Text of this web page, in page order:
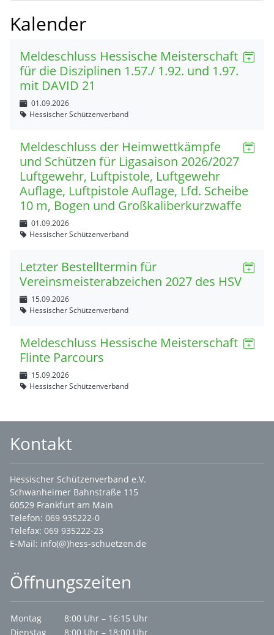
Kalender
Meldeschluss Hessische Meisterschaft
für die Disziplinen 1.57./ 1.92. und 1.97.
mit DAVID 21
01.09.2026
Hessischer Schützenverband
Meldeschluss der Heimwettkämpfe
und Schützen für Ligasaison 2026/2027
Luftgewehr, Luftpistole, Luftgewehr
Auflage, Luftpistole Auflage, Lfd. Scheibe
10 m, Bogen und Großkaliberkurzwaffe
01.09.2026
Hessischer Schützenverband
Letzter Bestelltermin für
Vereinsmeisterabzeichen 2027 des HSV
15.09.2026
Hessischer Schützenverband
Meldeschluss Hessische Meisterschaft
Flinte Parcours
15.09.2026
Hessischer Schützenverband
Kontakt
Hessischer Schützenverband e.V.
Schwanheimer Bahnstraße 115
60529 Frankfurt am Main
Telefon: 069 935222-0
Telefax: 069 935222-23
E-Mail: info(@)hess-schuetzen.de
Öffnungszeiten
Montag
8:00 Uhr – 16:15 Uhr
Dienstag
8:00 Uhr – 18:00 Uhr